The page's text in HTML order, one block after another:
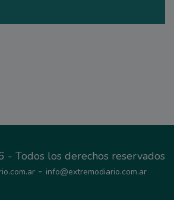
Todos los derechos reservados
- info@extremodiario.com.ar